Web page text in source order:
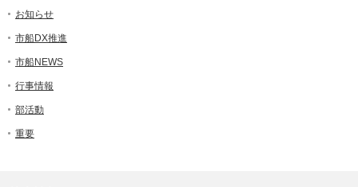
お知らせ
市船DX推進
市船NEWS
行事情報
部活動
重要